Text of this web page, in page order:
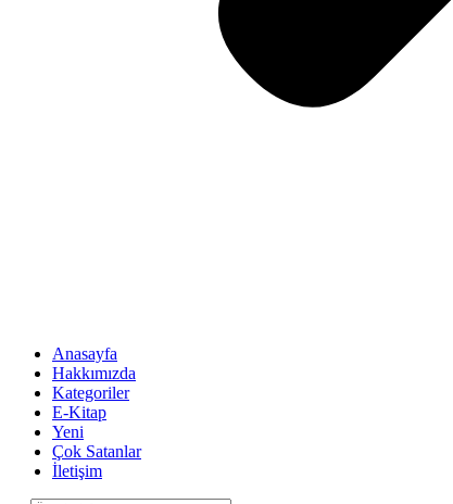
Anasayfa
Hakkımızda
Kategoriler
E-Kitap
Yeni
Çok Satanlar
İletişim